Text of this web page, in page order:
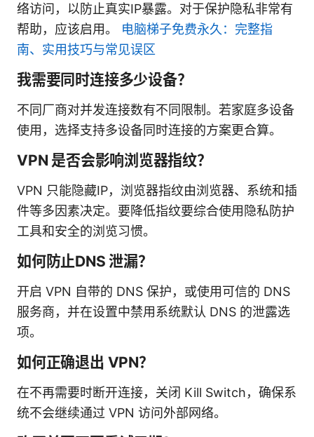
络访问，以防止真实IP暴露。对于保护隐私非常有
帮助，应该启用。 电脑梯子免费永久：完整指
南、实用技巧与常见误区
我需要同时连接多少设备？
不同厂商对并发连接数有不同限制。若家庭多设备
使用，选择支持多设备同时连接的方案更合算。
VPN 是否会影响浏览器指纹？
VPN 只能隐藏IP，浏览器指纹由浏览器、系统和插
件等多因素决定。要降低指纹要综合使用隐私防护
工具和安全的浏览习惯。
如何防止DNS 泄漏？
开启 VPN 自带的 DNS 保护，或使用可信的 DNS
服务商，并在设置中禁用系统默认 DNS 的泄露选
项。
如何正确退出 VPN？
在不再需要时断开连接，关闭 Kill Switch，确保系
统不会继续通过 VPN 访问外部网络。